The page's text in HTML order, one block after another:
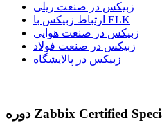
زبیکس در صنعت ریلی
ارتباط زبیکس با ELK
زبیکس در صنعت هوایی
زبیکس در صنعت فولاد
زبیکس در پالایشگاه
دوره Zabbix Certified